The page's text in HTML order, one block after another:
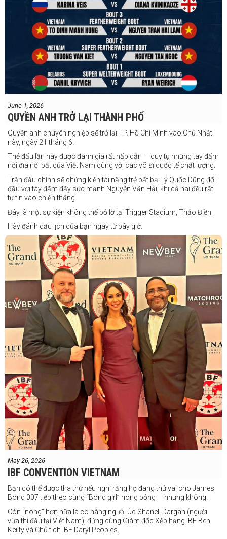
June 1, 2026
QUYỀN ANH TRỞ LẠI THÀNH PHỐ
Quyền anh chuyên nghiệp sẽ trở lại TP. Hồ Chí Minh vào Chủ Nhật
này, ngày 21 tháng 6.
Thẻ đấu lần này được đánh giá rất hấp dẫn — quy tụ những tay đấm
nội địa nổi bật của Việt Nam cùng với các võ sĩ quốc tế chất lượng.
Trận đấu chính sẽ chứng kiến tài năng trẻ bất bại Lý Quốc Dũng đối
đầu với tay đấm đầy sức mạnh Nguyễn Văn Hải, khi cả hai đều rất
tự tin vào chiến thắng.
Đây là một sự kiện không thể bỏ lỡ tại Trigger Stadium, Thảo Điền.
Hãy đánh dấu lịch của bạn ngay từ bây giờ.
Thông tin cập nhật sẽ sớm được công bố.
May 26, 2026
IBF CONVENTION VIETNAM
Bạn có thể được tha thứ nếu nghĩ rằng họ đang thử vai cho James
Bond 007 tiếp theo cùng “Bond girl” nóng bỏng — nhưng không!
Còn “nóng” hơn nữa là cô nàng người Úc Shanell Dargan (người
vừa thi đấu tại Việt Nam), đứng cùng Giám đốc Xếp hạng IBF Ben
Keilty và Chủ tịch IBF Daryl Peoples.